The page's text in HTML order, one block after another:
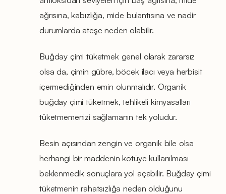
ağrısına, kabızlığa, mide bulantısına ve nadir
durumlarda ateşe neden olabilir.
Buğday çimi tüketmek genel olarak zararsız
olsa da, çimin gübre, böcek ilacı veya herbisit
içermediğinden emin olunmalıdır. Organik
buğday çimi tüketmek, tehlikeli kimyasalları
tüketmemenizi sağlamanın tek yoludur.
Besin açısından zengin ve organik bile olsa
herhangi bir maddenin kötüye kullanılması
beklenmedik sonuçlara yol açabilir. Buğday çimi
tüketmenin rahatsızlığa neden olduğunu